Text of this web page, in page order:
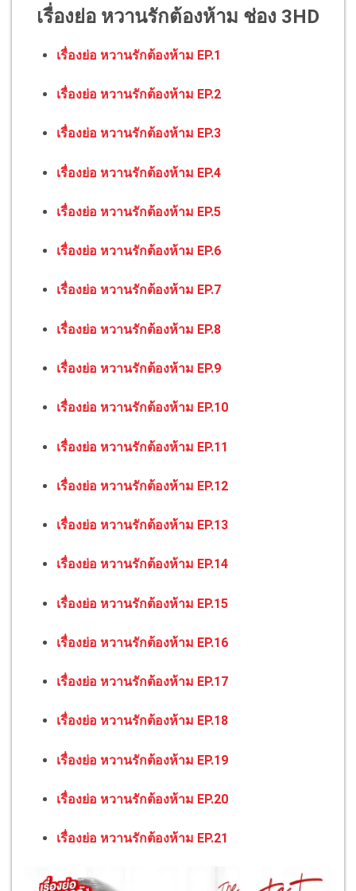
เรื่องย่อ หวานรักต้องห้าม ช่อง 3HD
เรื่องย่อ หวานรักต้องห้าม EP.1
เรื่องย่อ หวานรักต้องห้าม EP.2
เรื่องย่อ หวานรักต้องห้าม EP.3
เรื่องย่อ หวานรักต้องห้าม EP.4
เรื่องย่อ หวานรักต้องห้าม EP.5
เรื่องย่อ หวานรักต้องห้าม EP.6
เรื่องย่อ หวานรักต้องห้าม EP.7
เรื่องย่อ หวานรักต้องห้าม EP.8
เรื่องย่อ หวานรักต้องห้าม EP.9
เรื่องย่อ หวานรักต้องห้าม EP.10
เรื่องย่อ หวานรักต้องห้าม EP.11
เรื่องย่อ หวานรักต้องห้าม EP.12
เรื่องย่อ หวานรักต้องห้าม EP.13
เรื่องย่อ หวานรักต้องห้าม EP.14
เรื่องย่อ หวานรักต้องห้าม EP.15
เรื่องย่อ หวานรักต้องห้าม EP.16
เรื่องย่อ หวานรักต้องห้าม EP.17
เรื่องย่อ หวานรักต้องห้าม EP.18
เรื่องย่อ หวานรักต้องห้าม EP.19
เรื่องย่อ หวานรักต้องห้าม EP.20
เรื่องย่อ หวานรักต้องห้าม EP.21